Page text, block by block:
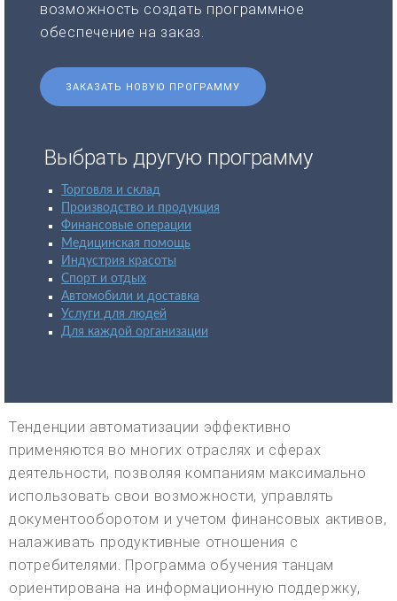
возможность создать программное
обеспечение на заказ.
ЗАКАЗАТЬ НОВУЮ ПРОГРАММУ
Выбрать другую программу
Торговля и склад
Производство и продукция
Финансовые операции
Медицинская помощь
Индустрия красоты
Спорт и отдых
Автомобили и доставка
Услуги для людей
Для каждой организации
Тенденции автоматизации эффективно
применяются во многих отраслях и сферах
деятельности, позволяя компаниям максимально
использовать свои возможности, управлять
документооборотом и учетом финансовых активов,
налаживать продуктивные отношения с
потребителями. Программа обучения танцам
ориентирована на информационную поддержку,